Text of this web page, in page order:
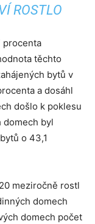
ROSTLO
procenta
těchto
bytů v
a dosáhl
došlo k poklesu
domech byl
o 43,1
meziročně rostl
domech
domech počet